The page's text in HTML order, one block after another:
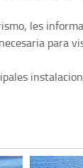
les
para